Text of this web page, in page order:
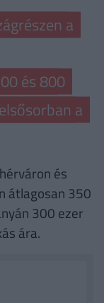
a
és 800
a
és
átlagosan 350
300 ezer
ára.